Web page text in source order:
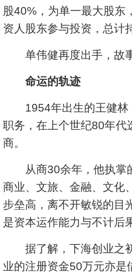
股40%，为单一最大股东
资人股东参与投资，总计
单伟健再度出手，故事
命运的轨迹
1954年出生的王健林
职务，在上个世纪80年代
商。
从商30余年，他执掌的
商业、文旅、金融、文
步垒高，离不开敏锐的目
是资本运作能力与不计后
据了解，下海创业之初
业的注册资金50万元亦是